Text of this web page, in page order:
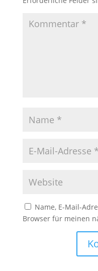
Name, E-Mail-
Browser für meinen